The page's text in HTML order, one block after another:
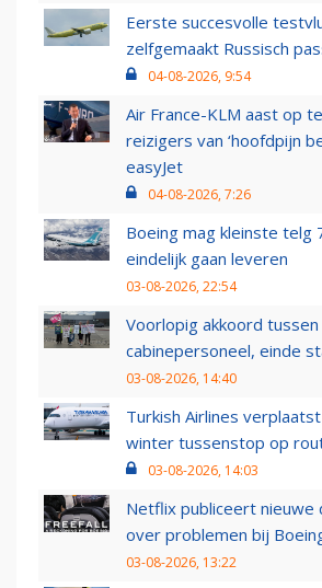
Eerste succesvolle
zelfgemaakt Russisch
04-08-2026, 9:54
Air France-KLM aast op
reizigers van ‘hoofdpijn
easyJet
04-08-2026, 7:26
Boeing mag kleinste telg
eindelijk gaan leveren
03-08-2026, 22:54
Voorlopig akkoord
cabinepersoneel, einde
03-08-2026, 14:40
Turkish Airlines
winter tussenstop op
03-08-2026, 14:03
Netflix publiceert nieuwe
over problemen bij
03-08-2026, 13:22